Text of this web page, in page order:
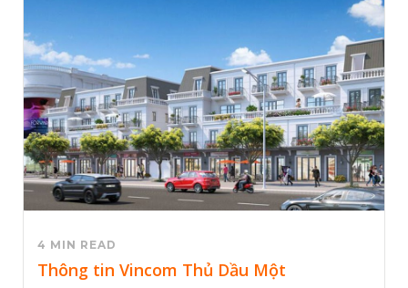
4 MIN READ
Thông tin Vincom Thủ Dầu Một